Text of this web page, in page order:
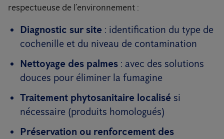
respectueuse de l’environnement :
Diagnostic sur site : identification du type de
cochenille et du niveau de contamination
Nettoyage des palmes : avec des solutions
douces pour éliminer la fumagine
Traitement phytosanitaire localisé si
nécessaire (produits homologués)
Préservation ou renforcement des